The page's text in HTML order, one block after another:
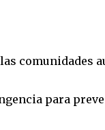
comunidades
para